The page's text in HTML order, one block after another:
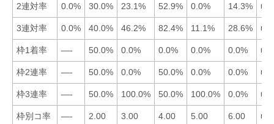
2連対率 0.0% 30.0% 23.1% 52.9% 0.0% 14.3%
3連対率 0.0% 40.0% 46.2% 82.4% 11.1% 28.6%
枠1着率 —- 50.0% 0.0% 0.0% 0.0% 0.0%
枠2連率 —- 50.0% 0.0% 50.0% 0.0% 0.0%
枠3連率 —- 50.0% 100.0% 50.0% 100.0% 0.0%
枠別コ率 —- 2.00 3.00 4.00 5.00 6.00